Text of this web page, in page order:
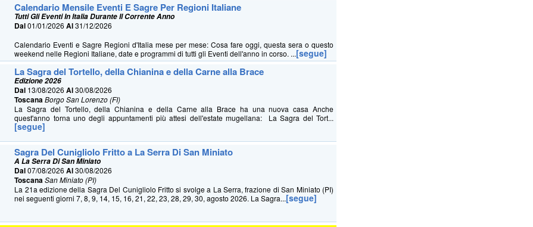
Calendario Mensile Eventi E Sagre Per Regioni Italiane
Tutti Gli Eventi In Italia Durante Il Corrente Anno
Dal01/01/2026Al31/12/2026
Calendario Eventi e Sagre Regioni d'Italia mese per mese: Cosa fare oggi, questa sera o questo
weekend nelle Regioni Italiane, date e programmi di tutti gli Eventi dell'anno in corso. ...[segue]
La Sagra del Tortello, della Chianina e della Carne alla Brace
Edizione 2026
Dal 13/08/2026Al30/08/2026
ToscanaBorgo San Lorenzo (FI)
La Sagra del Tortello, della Chianina e della Carne alla Brace ha una nuova casa Anche
quest'anno torna uno degli appuntamenti più attesi dell'estate mugellana: La Sagra del Tort...
[segue]
Sagra Del Cunigliolo Fritto a La Serra Di San Miniato
A La Serra Di San Miniato
Dal07/08/2026Al30/08/2026
ToscanaSan Miniato (PI)
La 21a edizione della Sagra Del Cunigliolo Fritto si svolge a La Serra, frazione di San Miniato (PI)
nei seguenti giorni 7, 8, 9, 14, 15, 16, 21, 22, 23, 28, 29, 30, agosto 2026. La Sagra...[segue]